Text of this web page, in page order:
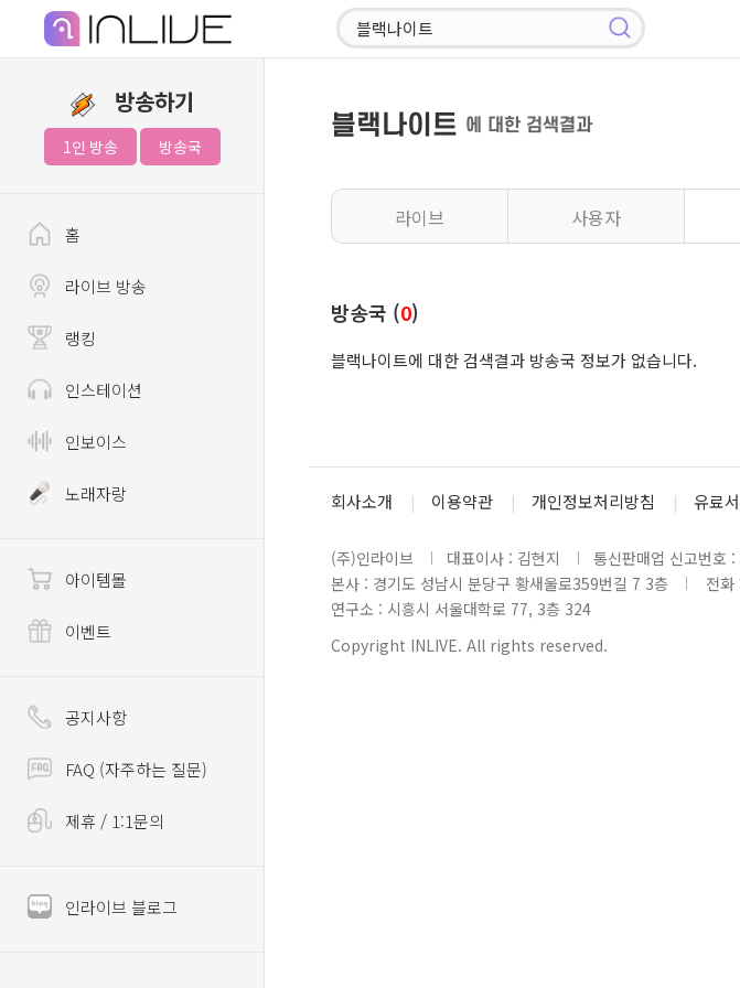
방송하기
1인 방송 방송국
홈
라이브 방송
랭킹
인스테이션
인보이스
노래자랑
아이템몰
이벤트
공지사항
FAQ (자주하는 질문)
제휴 / 1:1문의
인라이브 블로그
블랙나이트 에 대한 검색결과
라이브 사용자
방송국 (0)
블랙나이트에 대한 검색결과 방송국 정보가 없습니다.
회사소개 이용약관 개인정보처리방침 유료
(주)인라이브 대표이사 : 김현지 통신판매업 신고번호
본사 : 경기도 성남시 분당구 황새울로359번길 7 3층
전
연구소 : 시흥시 서울대학로 77, 3층 324
Copyright INLIVE. All rights reserved.